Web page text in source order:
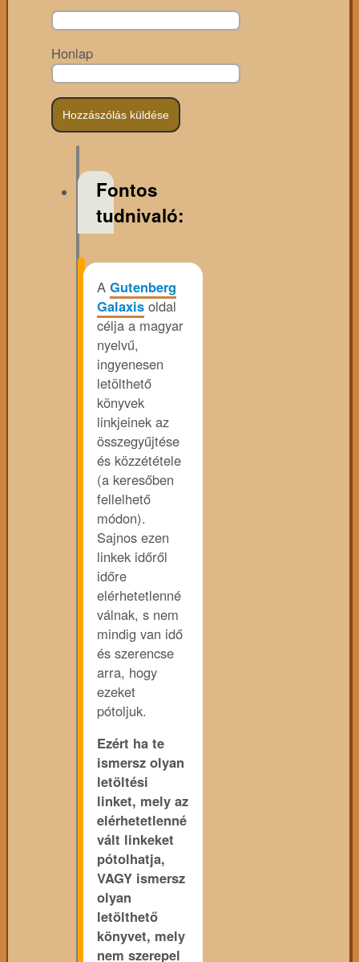
Honlap
Fontos
tudnivaló:
A Gutenberg
Galaxis oldal
célja a magyar
nyelvű,
ingyenesen
letölthető
könyvek
linkjeinek az
összegyűjtése
és közzététele
(a keresőben
fellelhető
módon).
Sajnos ezen
linkek időről
időre
elérhetetlenné
válnak, s nem
mindig van idő
és szerencse
arra, hogy
ezeket
pótoljuk.
Ezért ha te
ismersz olyan
letöltési
linket, mely az
elérhetetlenné
vált linkeket
pótolhatja,
VAGY ismersz
olyan
letölthető
könyvet, mely
nem szerepel